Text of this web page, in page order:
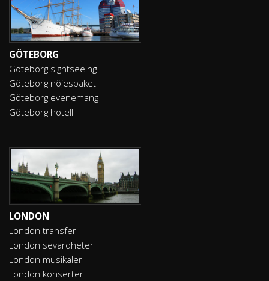
GÖTEBORG
Göteborg sightseeing
Göteborg nöjespaket
Göteborg evenemang
Göteborg hotell
LONDON
London transfer
London sevärdheter
London musikaler
London konserter